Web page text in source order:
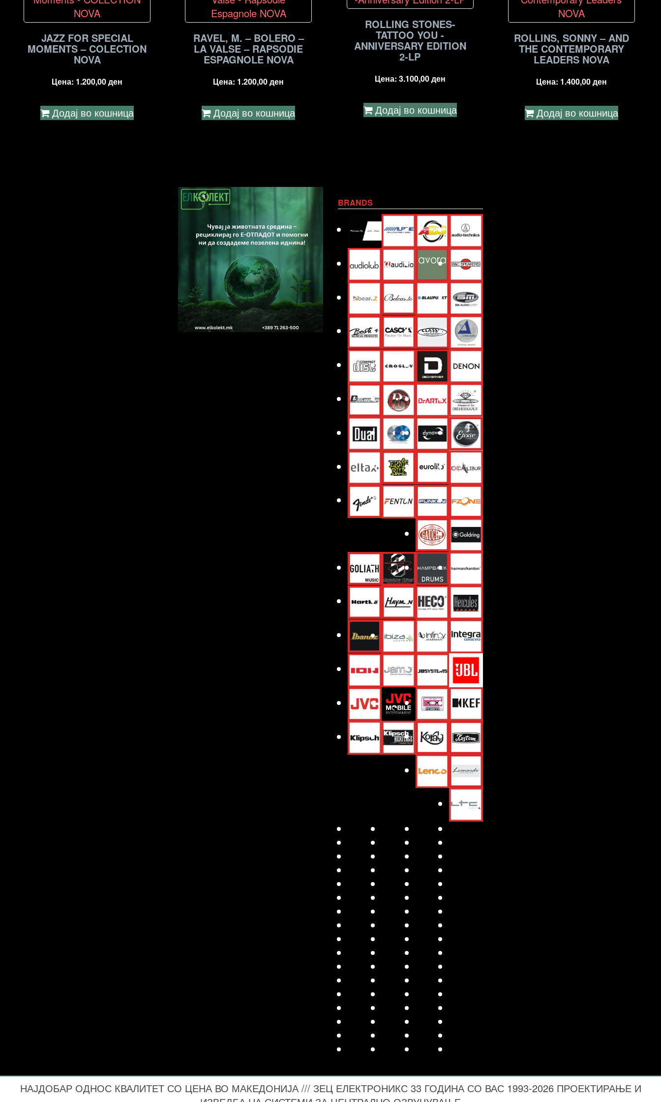
JAZZ FOR SPECIAL
MOMENTS – COLECTION
NOVA
Цена: 1.200,00ден
Додај во кошница
RAVEL, M. – BOLERO –
LA VALSE – RAPSODIE
ESPAGNOLE NOVA
Цена: 1.200,00ден
Додај во кошница
ROLLING STONES-
TATTOO YOU -
ANNIVERSARY EDITION
2-LP
Цена: 3.100,00ден
Додај во кошница
ROLLINS, SONNY – AND
THE CONTEMPORARY
LEADERS NOVA
Цена: 1.400,00ден
Додај во кошница
BRANDS
НАЈДОБАР ОДНОС КВАЛИТЕТ СО ЦЕНА ВО МАКЕДОНИЈА /// ЗЕЦ ЕЛЕКТРОНИКС 33 ГОДИНА СО ВАС 1993-2026 ПРОЕКТИРАЊЕ И